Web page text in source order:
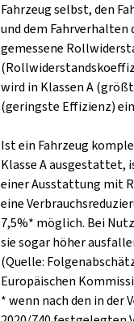
Fahrzeug selbst, den
und dem Fahrverhalten
gemessene
wird in Klassen A
(geringste Effizienz)
Ist ein Fahrzeug
Klasse A ausgestattet,
einer Ausstattung mit
eine
7,5%* möglich. Bei
sie sogar höher
(Quelle:
Europäischen
* wenn nach den in der